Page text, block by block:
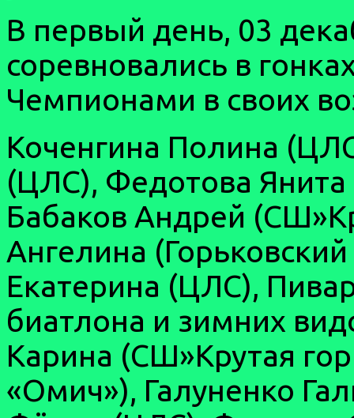
В первый день, 03
соревновались в
Чемпионами в своих
Коченгина Полина
(ЦЛС), Федотова
Бабаков Андрей
Ангелина
Екатерина (ЦЛС),
биатлона и зимних
Карина (СШ»Крутая
«Омич»), Галуненко